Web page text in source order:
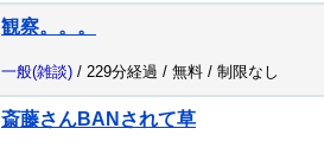
観察。。。
一般(雑談) / 229分経過 / 無料 / 制限なし
斎藤さんBANされて草